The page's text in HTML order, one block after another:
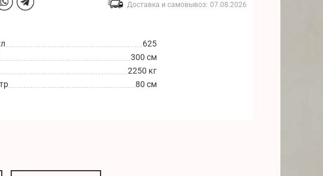
Доставка и самовывоз: 07.08.2026
625
300 см
2250 кг
80 см